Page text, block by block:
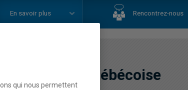
En savoir plus Rencontrez-nous
de la poésie québécoise
qui nous permettent